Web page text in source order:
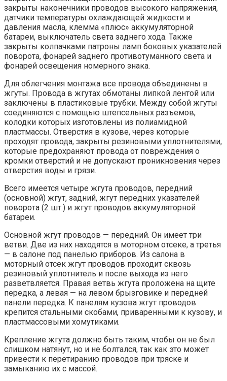
закрыты наконечники проводов высокого напряжения,
датчики температуры охлаждающей жидкости и
давления масла, клемма «плюс» аккумуляторной
батареи, выключатель света заднего хода. Также
закрыты колпачками патроны ламп боковых указателей
поворота, фонарей заднего противотуманного света и
фонарей освещения номерного знака.
Для облегчения монтажа все провода объединены в
жгуты. Провода в жгутах обмотаны липкой лентой или
заключены в пластиковые трубки. Между собой жгуты
соединяются с помощью штепсельных разъемов,
колодки которых изготовлены из полиамидной
пластмассы. Отверстия в кузове, через которые
проходят провода, закрыты резиновыми уплотнителями,
которые предохраняют провода от повреждения о
кромки отверстий и не допускают проникновения через
отверстия воды и грязи.
Всего имеется четыре жгута проводов, передний
(основной) жгут, задний, жгут передних указателей
поворота (2 шт.) и жгут проводов аккумуляторной
батареи.
Основной жгут проводов — передний. Он имеет три
ветви. Две из них находятся в моторном отсеке, а третья
— в салоне под панелью приборов. Из салона в
моторный отсек жгут проводов проходит сквозь
резиновый уплотнитель и после выхода из него
разветвляется. Правая ветвь жгута проложена на щите
передка, а левая — на левом брызговике и передней
панели передка. К панелям кузова жгут проводов
крепится стальными скобами, приваренными к кузову, и
пластмассовыми хомутиками.
Крепление жгута должно быть таким, чтобы он не был
слишком натянут, но и не болтался, так как это может
привести к перетиранию проводов при тряске и
замыканию их с массой.